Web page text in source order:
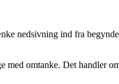
nedsivning ind fra
omtanke. Det handler